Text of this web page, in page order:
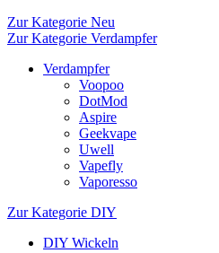
Zur Kategorie Neu
Zur Kategorie Verdampfer
Verdampfer
Voopoo
DotMod
Aspire
Geekvape
Uwell
Vapefly
Vaporesso
Zur Kategorie DIY
DIY Wickeln